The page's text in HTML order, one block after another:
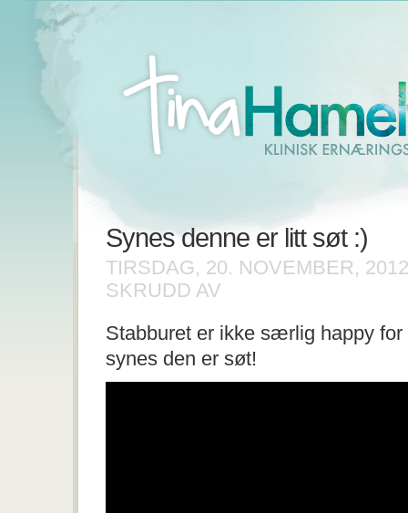
Synes denne er litt søt :)
TIRSDAG, 20. NOVEMBER,
SKRUDD AV
ER
LITT
SØT
Stabburet er ikke særlig happy
synes den er søt!